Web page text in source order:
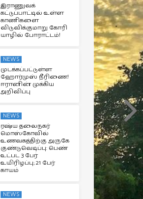
இராணுவக்
கட்டுப்பாட்டில் உள்ள
காணிகளை
விடுவிக்குமாறு கோரி
யாழில் போராட்டம்!
NEWS
முடக்கப்பட்டுள்ள
ஹோர்முஸ் நீரிணை!
ஈரானின் முக்கிய
அறிவிப்பு
NEWS
ரஷ்ய தலைநகர்
மொஸ்கோவில்
உணவகத்திற்கு அருகே
குண்டுவெடிப்பு: பெண்
உட்பட 3 பேர்
உயிரிழப்பு; 21 பேர்
காயம்
NEWS